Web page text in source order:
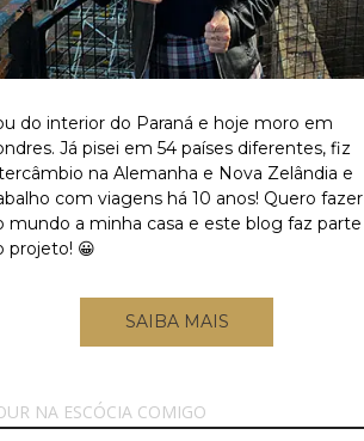
do interior do Paraná e hoje moro em
Já pisei em 54 países diferentes, fiz
na Alemanha e Nova Zelândia e
com viagens há 10 anos! Quero fazer
mundo a minha casa e este blog faz parte
projeto! 😀
SAIBA MAIS
NA ESCÓCIA COMIGO